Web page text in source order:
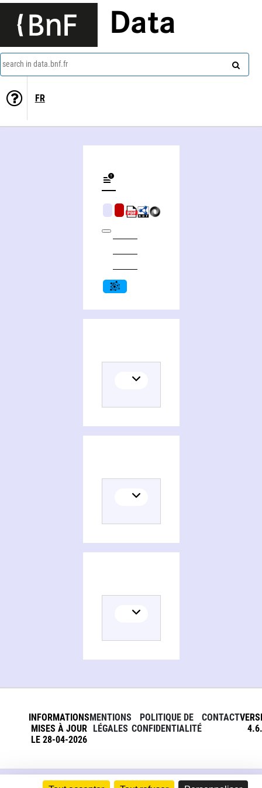
Data
search in data.bnf.fr
FR
INFORMATIONS
MISES À JOUR
LE 28-04-2026
MENTIONS
LÉGALES
POLITIQUE DE
CONFIDENTIALITÉ
CONTACT